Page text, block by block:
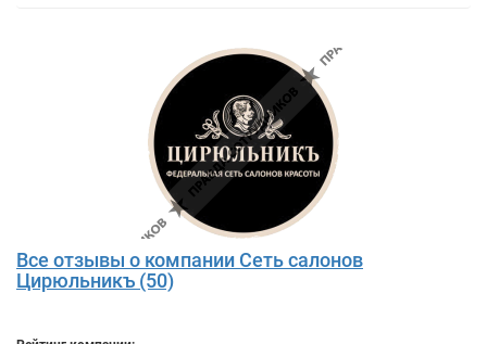
Все отзывы о компании Сеть салонов
Цирюльникъ (50)